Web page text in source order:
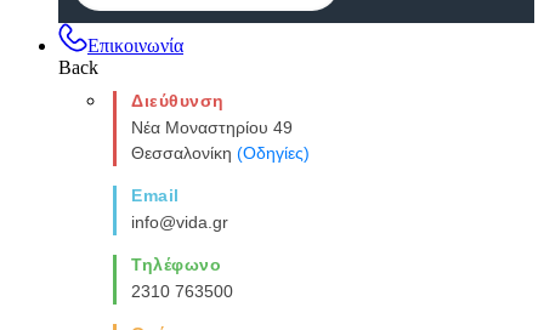
Επικοινωνία
Back
Διεύθυνση
Νέα Μοναστηρίου 49
Θεσσαλονίκη (Οδηγίες)
Email
info@vida.gr
Τηλέφωνο
2310 763500